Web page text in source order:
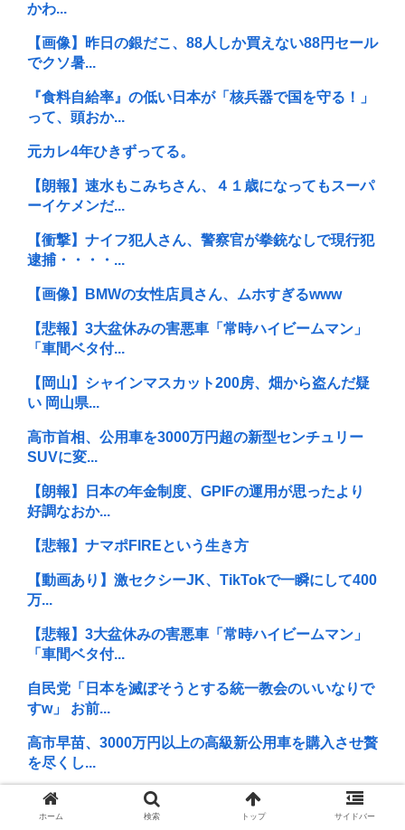
かわ...
【画像】昨日の銀だこ、88人しか買えない88円セール
でクソ暑...
『食料自給率』の低い日本が「核兵器で国を守る！」
って、頭おか...
元カレ4年ひきずってる。
【朗報】速水もこみちさん、４１歳になってもスーパ
ーイケメンだ...
【衝撃】ナイフ犯人さん、警察官が拳銃なしで現行犯
逮捕・・・・...
【画像】BMWの女性店員さん、ムホすぎるwww
【悲報】3大盆休みの害悪車「常時ハイビームマン」
「車間ベタ付...
【岡山】シャインマスカット200房、畑から盗んだ疑
い 岡山県...
高市首相、公用車を3000万円超の新型センチュリー
SUVに変...
【朗報】日本の年金制度、GPIFの運用が思ったより
好調なおか...
【悲報】ナマポFIREという生き方
【動画あり】激セクシーJK、TikTokで一瞬にして400
万...
【悲報】3大盆休みの害悪車「常時ハイビームマン」
「車間ベタ付...
自民党「日本を滅ぼそうとする統一教会のいいなりで
すw」 お前...
高市早苗、3000万円以上の高級新公用車を購入させ贅
を尽くし...
韓国人さん、ネトウヨの痛いところを突いてしまう。
「日本人は韓...
ホーム 検索 トップ サイドバー